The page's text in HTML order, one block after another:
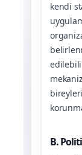
kendi
B.